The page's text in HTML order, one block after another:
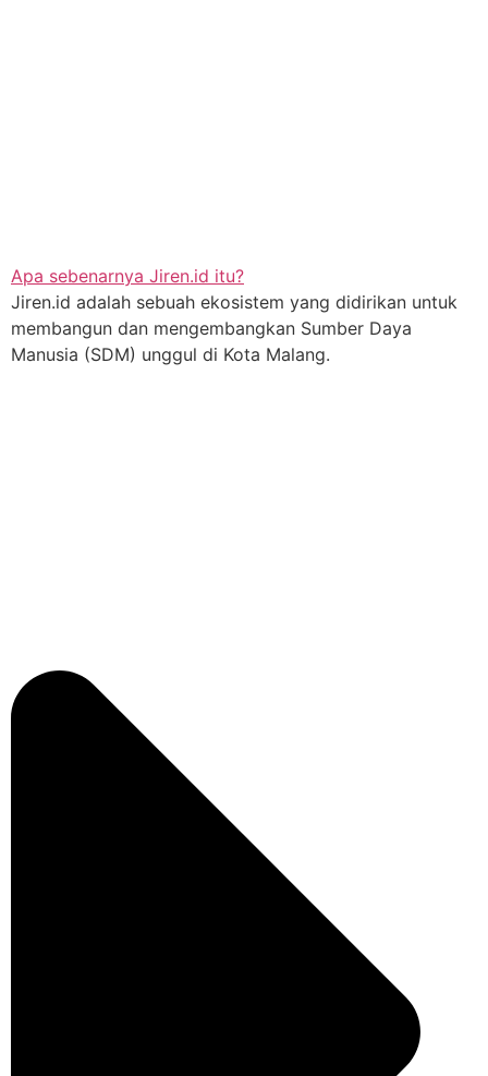
Apa sebenarnya Jiren.id itu?
Jiren.id adalah sebuah ekosistem yang didirikan untuk
membangun dan mengembangkan Sumber Daya
Manusia (SDM) unggul di Kota Malang.